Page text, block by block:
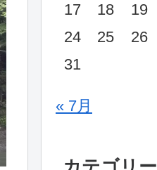
17
18 19
24
25 26
31
« 7月